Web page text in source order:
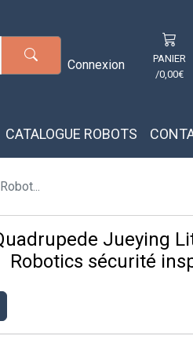
Connexion
PANIER
/0,00€
CATALOGUE ROBOTS
Jueying
Robotics sécurité